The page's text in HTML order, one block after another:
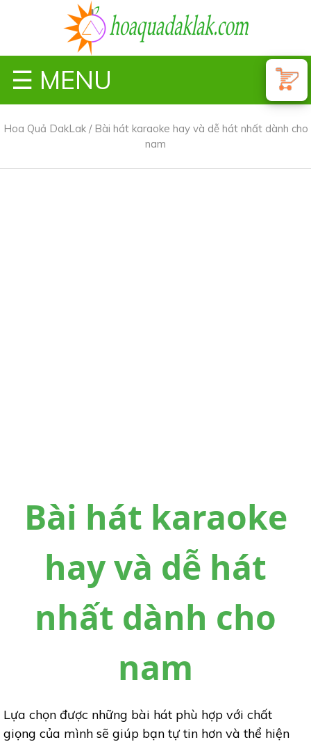
☰ MENU
Hoa Quả DakLak/ Bài hát karaoke hay và dễ hát nhất dành cho
nam
Bài hát karaoke
hay và dễ hát
nhất dành cho
nam
Lựa chọn được những bài hát phù hợp với chất
giọng của mình sẽ giúp bạn tự tin hơn và thể hiện